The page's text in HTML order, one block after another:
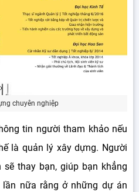
chuyên nghiệp
tin người tham khảo nếu
là quản lý xây dựng. Người
thay bạn, giúp bạn khẳng
nữa rằng ở những dự án